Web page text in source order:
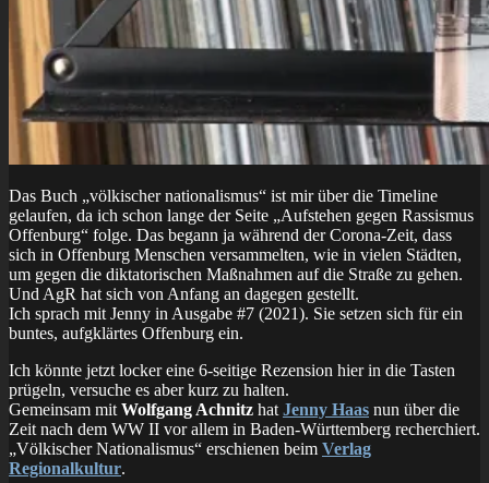
Das Buch „völkischer nationalismus“ ist mir über die Timeline
gelaufen, da ich schon lange der Seite „Aufstehen gegen Rassismus
Offenburg“ folge. Das begann ja während der Corona-Zeit, dass
sich in Offenburg Menschen versammelten, wie in vielen Städten,
um gegen die diktatorischen Maßnahmen auf die Straße zu gehen.
Und AgR hat sich von Anfang an dagegen gestellt.
Ich sprach mit Jenny in Ausgabe #7 (2021). Sie setzen sich für ein
buntes, aufgklärtes Offenburg ein.
Ich könnte jetzt locker eine 6-seitige Rezension hier in die Tasten
prügeln, versuche es aber kurz zu halten.
Gemeinsam mit Wolfgang Achnitz hat Jenny Haas nun über die
Zeit nach dem WW II vor allem in Baden-Württemberg recherchiert.
„Völkischer Nationalismus“ erschienen beim Verlag
Regionalkultur.